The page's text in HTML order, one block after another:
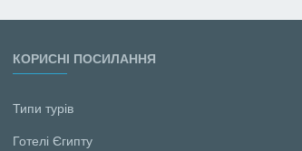
КОРИСНІ ПОСИЛАННЯ
Типи турів
Готелі Єгипту